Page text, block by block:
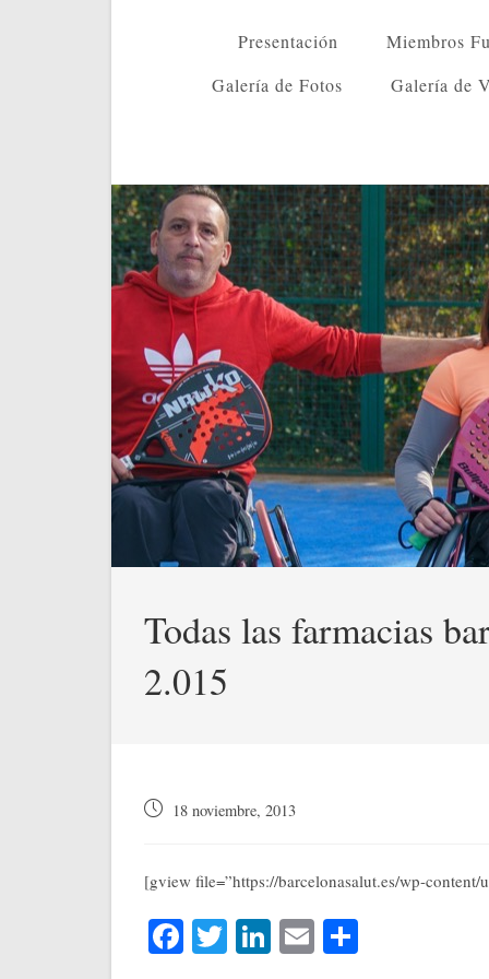
Presentación Miembros
Galería de Fotos
Galería de
Todas las farmacias
2.015
Publicación
entrada:
18 noviembre, 2013
[gview file=”https://barcelonasalut.es/wp-
Fa T Li E